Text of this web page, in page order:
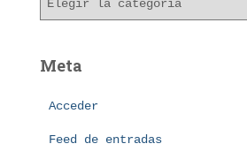
g
Meta
Acceder
Feed de entradas